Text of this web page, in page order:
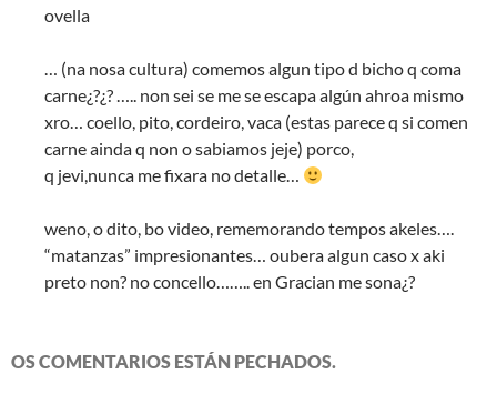
ovella
… (na nosa cultura) comemos algun tipo d bicho q coma
carne¿?¿? ….. non sei se me se escapa algún ahroa mismo
xro… coello, pito, cordeiro, vaca (estas parece q si comen
carne ainda q non o sabiamos jeje) porco,
q jevi,nunca me fixara no detalle…
weno, o dito, bo video, rememorando tempos akeles….
“matanzas” impresionantes… oubera algun caso x aki
preto non? no concello…….. en Gracian me sona¿?
OS COMENTARIOS ESTÁN PECHADOS.